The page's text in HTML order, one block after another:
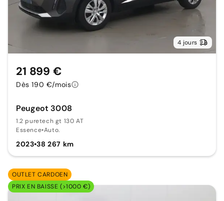
4 jours
Peugeot 3008
1.2 puretech gt 130 AT
Essence•Auto.
2023•38 267 km
21 899 €
Dès 190 €/mois
OUTLET CARDOEN
PRIX EN BAISSE (>1000 €)